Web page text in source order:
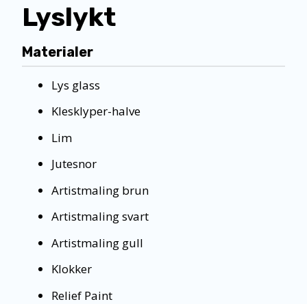
Lyslykt
Materialer
Lys glass
Klesklyper-halve
Lim
Jutesnor
Artistmaling brun
Artistmaling svart
Artistmaling gull
Klokker
Relief Paint